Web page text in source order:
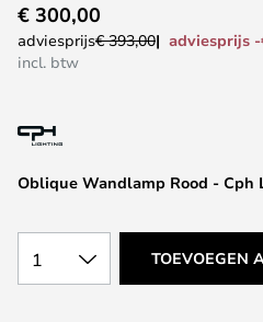
naar
het
de
gallerij
Oblique Wandlamp Rood - Cph
€ 300,00
adviesprijs€ 393,00
adviesprijs -
incl. btw
1 TOEVOEGEN